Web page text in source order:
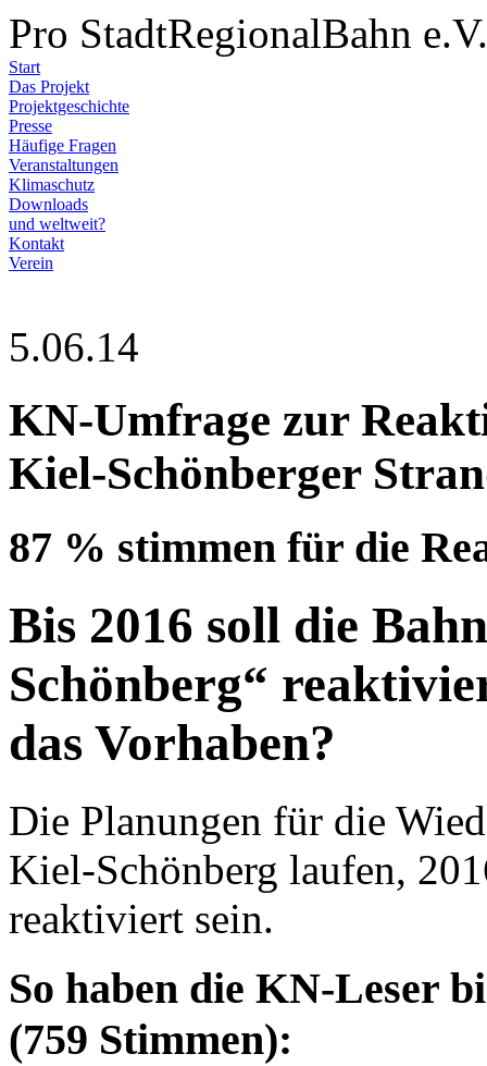
Pro StadtRegionalBahn e.V.
Start
Das Projekt
Projektgeschichte
Presse
Häufige Fragen
Veranstaltungen
Klimaschutz
Downloads
und weltweit?
Kontakt
Verein
5.06.14
KN-Umfrage zur
Kiel-Schönberger
87 % stimmen für die
Bis 2016 soll die
Schönberg“
das Vorhaben?
Die Planungen für die
Kiel-Schönberg laufen,
reaktiviert sein.
So haben die KN-Leser
(759 Stimmen):